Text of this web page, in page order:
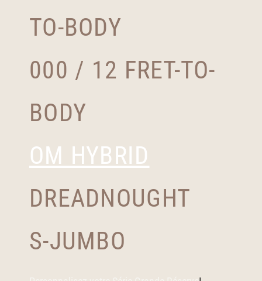
TO-BODY
000 / 12 FRET-TO-
BODY
OM HYBRID
DREADNOUGHT
S-JUMBO